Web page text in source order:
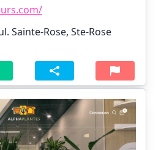
Sainte-Rose, Ste-Rose